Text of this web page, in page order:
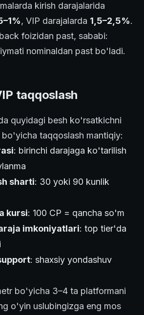
kirish darajalarida
, VIP darajalarda 1,5–2,5%.
foizidan past, sababi:
nominaldan past bo'ladi.
taqqoslash
quyidagi besh ko'rsatkichni
taqqoslash mantiqiy:
: birinchi darajaga ko'tarilish
sharti: 30 yoki 90 kunlik
kursi: 100 CP = qancha so'm
imkoniyatlari: top tier'da
: shaxsiy yondashuv
bo'yicha 3–4 ta platformani
o'yin uslubingizga eng mos